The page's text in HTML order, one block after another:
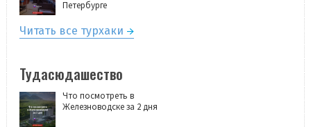
Петербурге
Читать все турхаки
Тудасюдашество
Что посмотреть в
Железноводске за 2 дня